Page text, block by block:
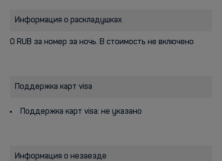
Информация о раскладушках
0 RUB за номер за ночь. В стоимость не включено
Поддержка карт visa
Поддержка карт visa: не указано
Информация о незаезде